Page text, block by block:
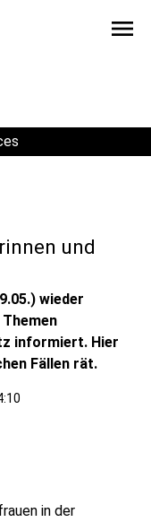
menu
und
wieder
informiert. Hier
Fällen rät.
in der